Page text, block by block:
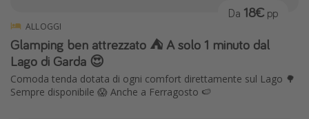
ALLOGGI
Glamping ben attrezzato ⛺️ A solo 1 minuto dal
Lago di Garda 😍
Comoda tenda dotata di ogni comfort direttamente sul Lago 🌳
Sempre disponibile 😱 Anche a Ferragosto 🍉
Da 18€ pp